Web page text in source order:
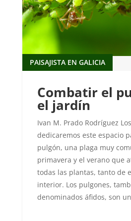
Combatir el
el jardín
PAISAJISTA EN GALICIA
Ivan M. Prado Rodríguez
dedicaremos este espacio
pulgón, una plaga muy
primavera y el verano que
todas las plantas, tanto de
interior. Los pulgones,
denominados áfidos, son